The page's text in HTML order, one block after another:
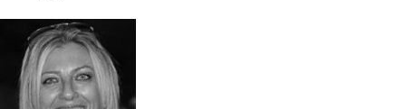
contenuto